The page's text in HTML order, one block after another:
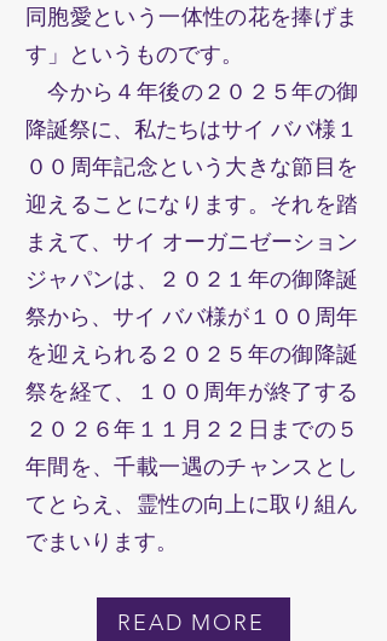
同胞愛という一体性の花を捧げま
す」というものです。
今から４年後の２０２５年の御
降誕祭に、私たちはサイ ババ様１
００周年記念という大きな節目を
迎えることになります。それを踏
まえて、サイ オーガニゼーション
ジャパンは、２０２１年の御降誕
祭から、サイ ババ様が１００周年
を迎えられる２０２５年の御降誕
祭を経て、１００周年が終了する
２０２６年１１月２２日までの５
年間を、千載一遇のチャンスとし
てとらえ、霊性の向上に取り組ん
でまいります。
READ MORE